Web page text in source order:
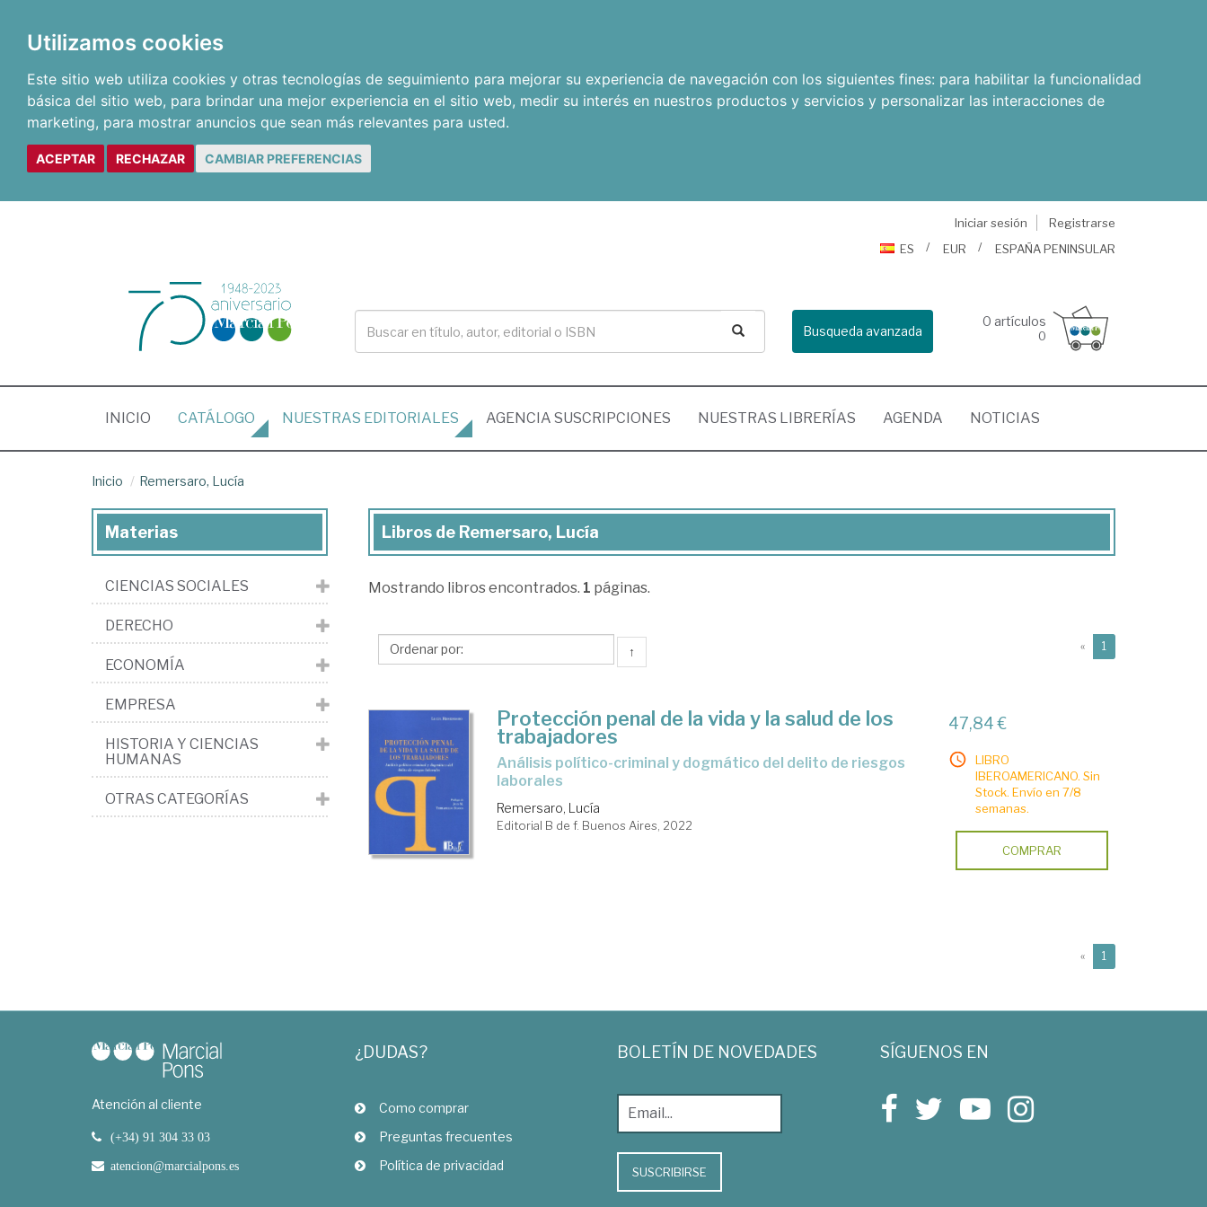
Utilizamos cookies
Este sitio web utiliza cookies y otras tecnologías de seguimiento para mejorar su experiencia de navegación con los siguientes fines: para habilitar la funcionalidad
básica del sitio web, para brindar una mejor experiencia en el sitio web, medir su interés en nuestros productos y servicios y personalizar las interacciones de
marketing, para mostrar anuncios que sean más relevantes para usted.
ACEPTAR RECHAZAR CAMBIAR PREFERENCIAS
Iniciar sesión
Registrarse
ES
EUR ESPAÑA PENINSULAR
Busqueda avanzada
0 artículos
0
INICIO (CURRENT)
CATÁLOGO NUESTRAS EDITORIALES AGENCIA SUSCRIPCIONES NUESTRAS LIBRERÍAS AGENDA NOTICIAS
Inicio Remersaro, Lucía
Libros
Remersaro,
Libros de Remersaro, Lucía
Mostrando libros encontrados. 1 páginas.
↑ « 1
Protección penal de la vida y la salud de los
trabajadores
análisis político-criminal y dogmático del delito de riesgos
laborales
Remersaro, Lucía
Editorial B de f. Buenos Aires, 2022
47,84 €
LIBRO
IBEROAMERICANO. Sin
Stock. Envío en 7/8
semanas.
COMPRAR
« 1
Materias
CIENCIAS SOCIALES
DERECHO
ECONOMÍA
EMPRESA
HISTORIA Y CIENCIAS
HUMANAS
OTRAS CATEGORÍAS
Atención al cliente
(+34) 91 304 33 03
atencion@marcialpons.es
¿DUDAS?
Como comprar
Preguntas frecuentes
Política de privacidad
BOLETÍN DE NOVEDADES
SUSCRIBIRSE
SÍGUENOS EN